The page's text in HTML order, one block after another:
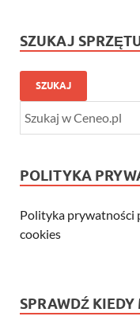
SZUKAJ
SZUKAJ
POLITYKA
Polityka prywatności
cookies
SPRAWDŹ KIEDY